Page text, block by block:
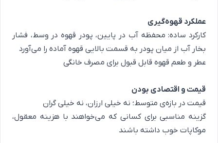
عملکرد قهوه‌گیری
کارکرد ساده: محفظه آب در پایین، پودر قهوه در وسط، فشار
بخار آب از میان پودر به قسمت بالایی قهوه آماده را می‌آورد
عطر و طعم قهوه قابل قبول برای مصرف خانگی
قیمت و اقتصادی بودن
قیمت در بازه‌ی متوسط؛ نه خیلی ارزان، نه خیلی گران
گزینه مناسبی برای کسانی که می‌خواهند با هزینه معقول،
موکاپات خوب داشته باشند